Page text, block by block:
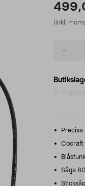
(inkl.
Precisa
Cocraft
Såga